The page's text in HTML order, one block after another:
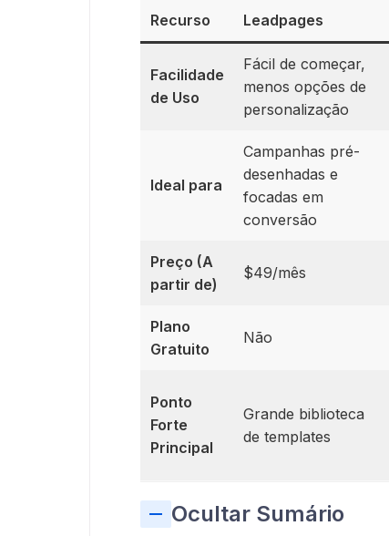
Recurso Leadpages
Facilidade
de Uso
Fácil de começar,
menos opções de
personalização
Ideal para
Campanhas pré-
desenhadas e
focadas em
conversão
Preço (A
partir de)
$49/mês
Plano
Gratuito
Não
Ponto
Forte
Principal
Grande biblioteca
de templates
Ocultar Sumário